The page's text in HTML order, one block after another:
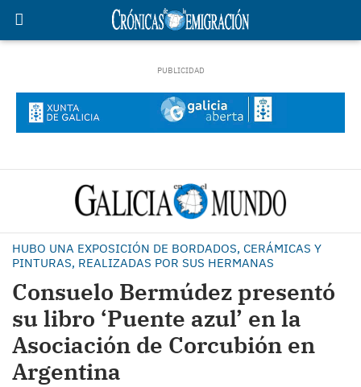
HUBO UNA EXPOSICIÓN DE BORDADOS, CERÁMICAS Y
PINTURAS, REALIZADAS POR SUS HERMANAS
Consuelo Bermúdez presentó
su libro ‘Puente azul’ en la
Asociación de Corcubión en
Argentina